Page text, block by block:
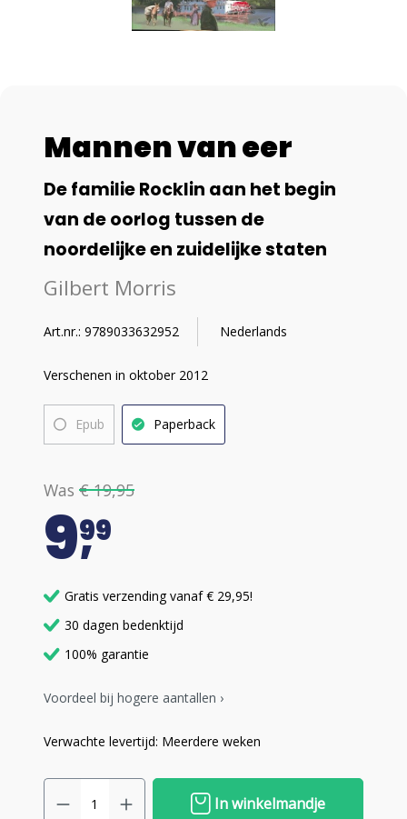
Mannen van eer
De familie Rocklin aan het begin
van de oorlog tussen de
noordelijke en zuidelijke staten
Gilbert Morris
Art.nr.: 9789033632952 Nederlands
Verschenen in oktober 2012
Epub Paperback
Was € 19,95
999
Gratis verzending vanaf € 29,95!
30 dagen bedenktijd
100% garantie
Voordeel bij hogere aantallen ›
Verwachte levertijd: Meerdere weken
In winkelmandje